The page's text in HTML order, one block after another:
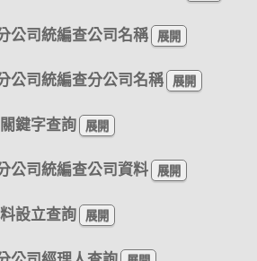
公司統編查公司名稱
公司統編查分公司名稱
鍵字查詢
公司統編查公司資料
設立查詢